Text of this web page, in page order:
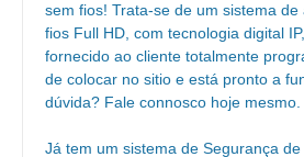
sem fios! Trata-se de um sistema de
fios Full HD, com tecnologia digital
fornecido ao cliente totalmente
de colocar no sitio e está pronto a
dúvida? Fale connosco hoje mesmo.
Já tem um sistema de Segurança